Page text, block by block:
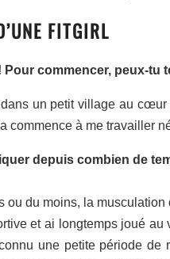
FITGIRL
Pour commencer, peux-tu
un petit village au
commence à me travailler
depuis combien de
ou du moins, la
et ai longtemps joué
une petite période